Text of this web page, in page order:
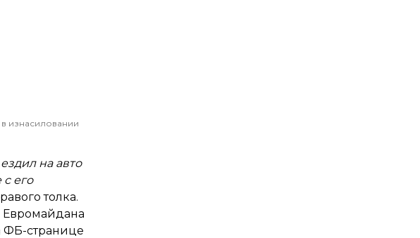
изнасиловании
на авто
его
толка.
Евромайдана
ФБ-странице